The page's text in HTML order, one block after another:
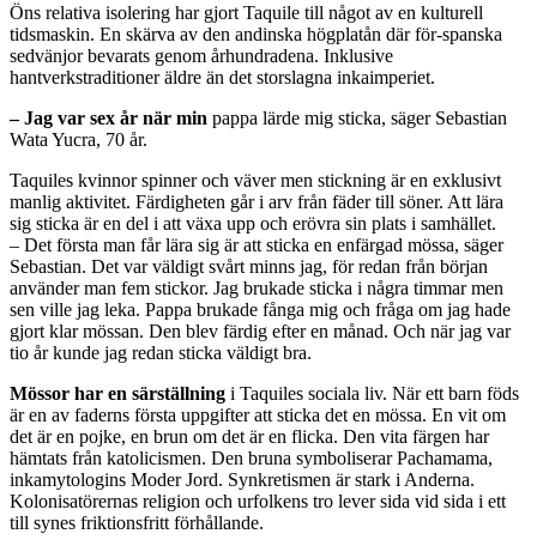
Öns relativa isolering har gjort Taquile till något av en kulturell
tidsmaskin. En skärva av den andinska högplatån där för-spanska
sedvänjor bevarats genom århundradena. Inklusive
hantverkstraditioner äldre än det storslagna inkaimperiet.
– Jag var sex år när min pappa lärde mig sticka, säger Sebastian
Wata Yucra, 70 år.
Taquiles kvinnor spinner och väver men stickning är en exklusivt
manlig aktivitet. Färdigheten går i arv från fäder till söner. Att lära
sig sticka är en del i att växa upp och erövra sin plats i samhället.
– Det första man får lära sig är att sticka en enfärgad mössa, säger
Sebastian. Det var väldigt svårt minns jag, för redan från början
använder man fem stickor. Jag brukade sticka i några timmar men
sen ville jag leka. Pappa brukade fånga mig och fråga om jag hade
gjort klar mössan. Den blev färdig efter en månad. Och när jag var
tio år kunde jag redan sticka väldigt bra.
Mössor har en särställning i Taquiles sociala liv. När ett barn föds
är en av faderns första uppgifter att sticka det en mössa. En vit om
det är en pojke, en brun om det är en flicka. Den vita färgen har
hämtats från katolicismen. Den bruna symboliserar Pachamama,
inkamytologins Moder Jord. Synkretismen är stark i Anderna.
Kolonisatörernas religion och urfolkens tro lever sida vid sida i ett
till synes friktionsfritt förhållande.